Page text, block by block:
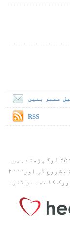
ممبر بنیں
RSS
آج کی آیت موجودہ دور میں ہر مہنے میں ۲۵۰،۰۰۰ لوگ پڑھتے ہیں۔
ورس آف دا ڈے ڈاٹ کام ۱۹۹۸ میں بین سٹیڈ نے شروع کی اور۲۰۰۰
کا حصہ بن گئی۔